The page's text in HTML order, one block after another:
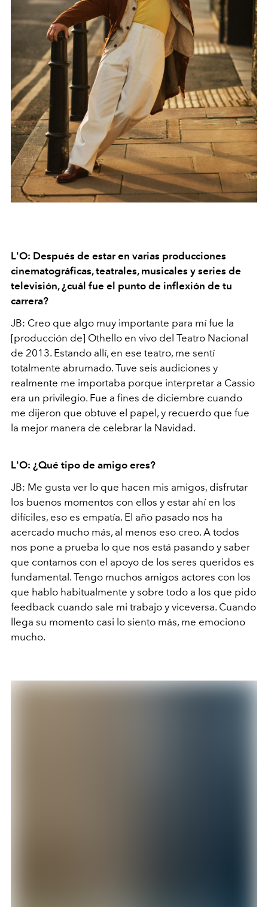
L'O: Después de estar en varias producciones
cinematográficas, teatrales, musicales y series de
televisión, ¿cuál fue el punto de inflexión de tu
carrera?
JB: Creo que algo muy importante para mí fue la
[producción de] Othello en vivo del Teatro Nacional
de 2013. Estando allí, en ese teatro, me sentí
totalmente abrumado. Tuve seis audiciones y
realmente me importaba porque interpretar a Cassio
era un privilegio. Fue a fines de diciembre cuando
me dijeron que obtuve el papel, y recuerdo que fue
la mejor manera de celebrar la Navidad.
L'O: ¿Qué tipo de amigo eres?
JB: Me gusta ver lo que hacen mis amigos, disfrutar
los buenos momentos con ellos y estar ahí en los
difíciles, eso es empatía. El año pasado nos ha
acercado mucho más, al menos eso creo. A todos
nos pone a prueba lo que nos está pasando y saber
que contamos con el apoyo de los seres queridos es
fundamental. Tengo muchos amigos actores con los
que hablo habitualmente y sobre todo a los que pido
feedback cuando sale mi trabajo y viceversa. Cuando
llega su momento casi lo siento más, me emociono
mucho.